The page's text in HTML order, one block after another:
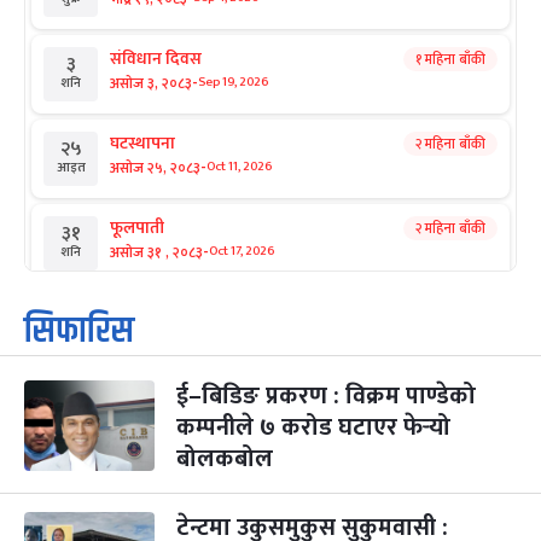
३
शनि
संविधान दिवस
असोज ३, २०८३-Sep 19, 2026
१ महिना बाँकी
२५
आइत
घटस्थापना
असोज २५, २०८३-Oct 11, 2026
२ महिना बाँकी
३१
शनि
फूलपाती
असोज ३१ , २०८३-Oct 17, 2026
२ महिना बाँकी
१
आइत
कार्तिक सङ्क्रान्ति
कार्तिक १, २०८३
३
मंगल
महानवमी
कार्तिक ३, २०८३-Oct 20, 2026
२ महिना बाँकी
४
सिफारिस
ई–बिडिङ प्रकरण : विक्रम पाण्डेको
कम्पनीले ७ करोड घटाएर फेर्‍यो
बोलकबोल
टेन्टमा उकुसमुकुस सुकुमवासी :